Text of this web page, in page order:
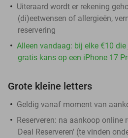
Uiteraard wordt er rekening
(di)eetwensen of allergieën,
reservering
Alleen vandaag: bij elke €10
gratis kans op een iPhone 17
Grote kleine letters
Geldig vanaf moment van
Reserveren: na aankoop online
Deal Reserveren' (te vinden